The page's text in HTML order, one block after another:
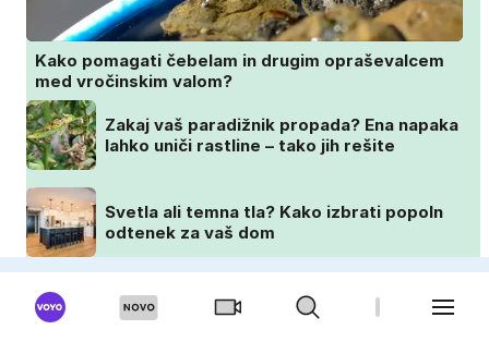
Kako pomagati čebelam in drugim opraševalcem
med vročinskim valom?
Zakaj vaš paradižnik propada? Ena napaka
lahko uniči rastline – tako jih rešite
Svetla ali temna tla? Kako izbrati popoln
odtenek za vaš dom
Posadite jih avgusta in cvetele bodo vse
do zime